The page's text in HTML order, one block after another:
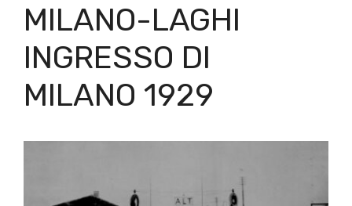
MILANO-LAGHI
INGRESSO DI
MILANO 1929